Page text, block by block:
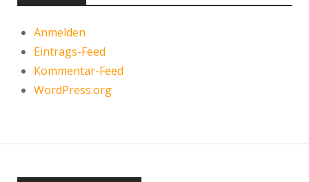
Anmelden
Eintrags-Feed
Kommentar-Feed
WordPress.org